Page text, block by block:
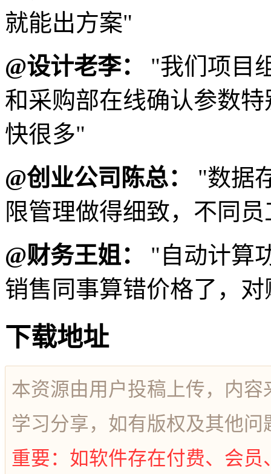
就能出方案"
@设计老李：
"我们项目
和采购部在线确认参数
快很多"
@创业公司陈总：
"数据
限管理做得细致，不同
@财务王姐：
"自动计算
销售同事算错价格了，
下载地址
本资源由用户投稿上传，内
学习分享，如有版权及其他
重要：如软件存在付费、会